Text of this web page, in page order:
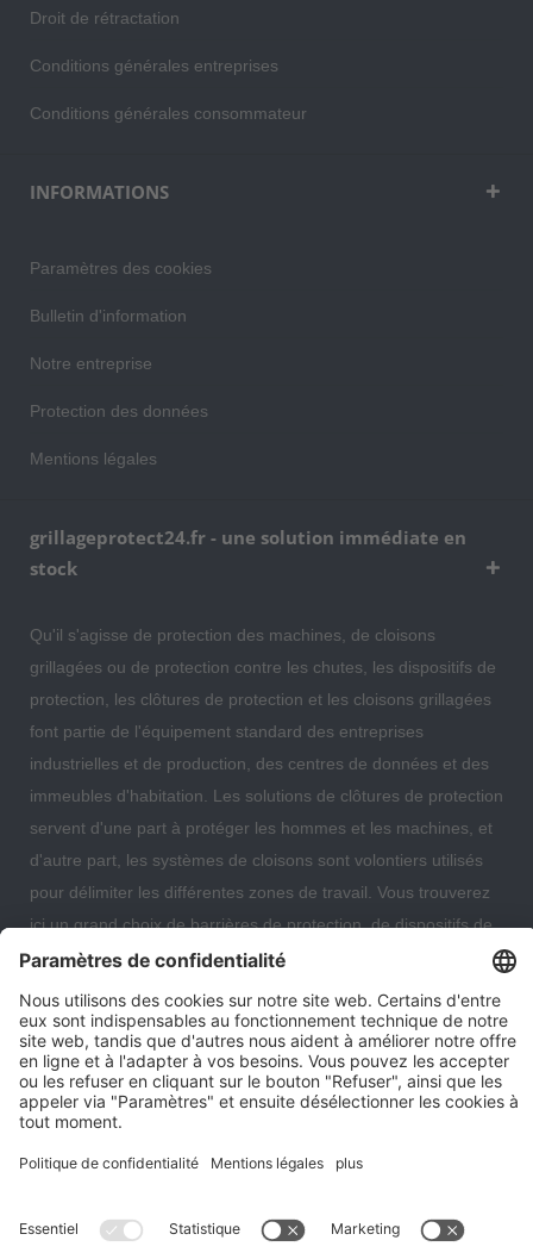
Droit de rétractation
Conditions générales entreprises
Conditions générales consommateur
INFORMATIONS
Paramètres des cookies
Bulletin d'information
Notre entreprise
Protection des données
Mentions légales
grillageprotect24.fr - une solution immédiate en
stock
Qu'il s'agisse de protection des machines, de cloisons
grillagées ou de protection contre les chutes, les dispositifs de
protection, les clôtures de protection et les cloisons grillagées
font partie de l'équipement standard des entreprises
industrielles et de production, des centres de données et des
immeubles d'habitation. Les solutions de clôtures de protection
servent d'une part à protéger les hommes et les machines, et
d'autre part, les systèmes de cloisons sont volontiers utilisés
pour délimiter les différentes zones de travail. Vous trouverez
ici un grand choix de barrières de protection, de dispositifs de
protection, de protections antichute et de cloisons grillagées
optimale votre entrepôt, votre centre de données ou même
votre immeuble d'habitation.
Paramètres des cookies Notre entreprise
Contact
Expédition et conditions de paiement
Mentions légales
offres peuvent être modifiées. Jusqu'à épuisement des stocks.